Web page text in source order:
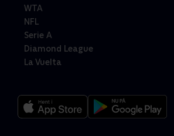
WTA
NFL
Serie A
Diamond League
La Vuelta